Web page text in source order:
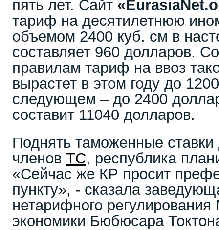
пять лет. Сайт
тариф на десятилетнюю
объемом 2400 куб. см в
составляет 960 долларов.
правилам тариф на ввоз
вырастет в этом году до
следующем – до 2400
составит 11040 долларов.
Поднять таможенные
членов ТС, республика
«Сейчас же КР просит
пункту», - сказала
нетарифного регулирования
экономики Бюбюсара